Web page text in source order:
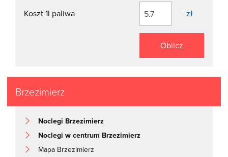
Koszt 1l paliwa zł
Oblicz
Brzezimierz
Noclegi Brzezimierz
Noclegi w centrum Brzezimierz
Mapa Brzezimierz